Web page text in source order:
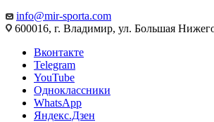
info@mir-sporta.com
600016, г. Владимир, ул. Большая
Вконтакте
Telegram
YouTube
Одноклассники
WhatsApp
Яндекс.Дзен